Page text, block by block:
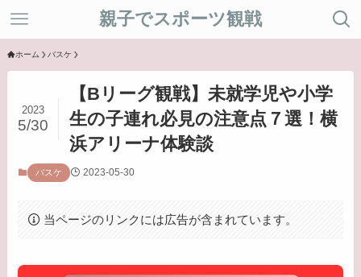
親子でスポーツ観戦
ホーム バスケ
【Bリーグ観戦】未就学児や小学
生の子連れ必見の注意点７選！横
浜アリーナ体験談
2023
5/30
バスケ 2023-05-30
当ページのリンクには広告が含まれています。